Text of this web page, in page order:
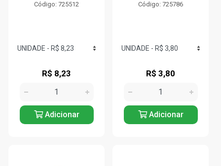
Código: 725512
R$ 8,23
Adicionar
Código: 725786
R$ 3,80
Adicionar